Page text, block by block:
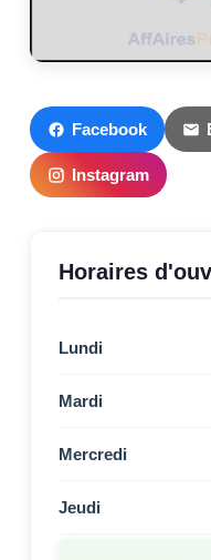
Facebook
Instagram
Horaires
Lundi
Mardi
Mercredi
Jeudi